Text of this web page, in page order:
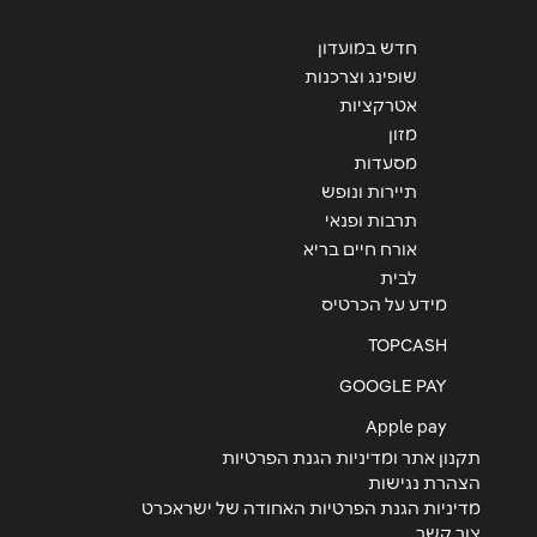
חדש במועדון
שופינג וצרכנות
אטרקציות
מזון
מסעדות
תיירות ונופש
תרבות ופנאי
אורח חיים בריא
לבית
מידע על הכרטיס
TOPCASH
GOOGLE PAY
Apple pay
תקנון אתר ומדיניות הגנת הפרטיות
הצהרת נגישות
מדיניות הגנת הפרטיות האחודה של ישראכרט